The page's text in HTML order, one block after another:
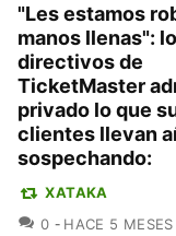
"Les estamos
manos llenas":
directivos de
TicketMaster
privado lo que
clientes llevan
sospechando:
XATAKA
0 COMENTARIOS
HACE 5 MESES